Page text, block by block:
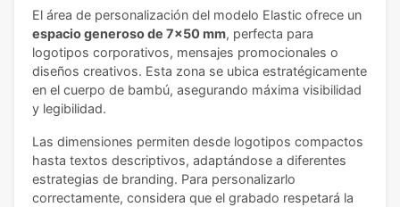
El área de personalización del modelo Elastic ofrece un
espacio generoso de 7x50 mm, perfecta para
logotipos corporativos, mensajes promocionales o
diseños creativos. Esta zona se ubica estratégicamente
en el cuerpo de bambú, asegurando máxima visibilidad
y legibilidad.
Las dimensiones permiten desde logotipos compactos
hasta textos descriptivos, adaptándose a diferentes
estrategias de branding. Para personalizarlo
correctamente, considera que el grabado respetará la